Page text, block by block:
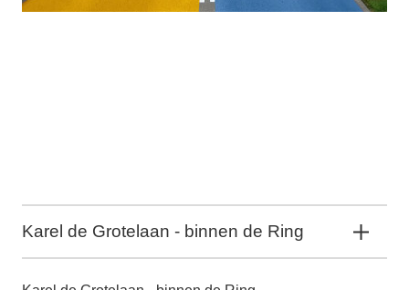
Karel de Grotelaan - binnen de Ring